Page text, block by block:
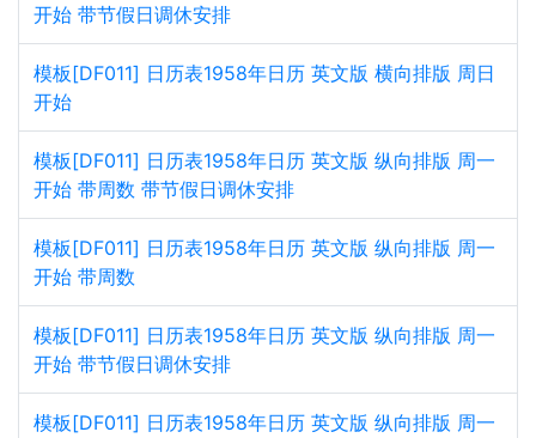
开始 带节假日调休安排
模板[DF011] 日历表1958年日历 英文版 横向排版 周日
开始
模板[DF011] 日历表1958年日历 英文版 纵向排版 周一
开始 带周数 带节假日调休安排
模板[DF011] 日历表1958年日历 英文版 纵向排版 周一
开始 带周数
模板[DF011] 日历表1958年日历 英文版 纵向排版 周一
开始 带节假日调休安排
模板[DF011] 日历表1958年日历 英文版 纵向排版 周一